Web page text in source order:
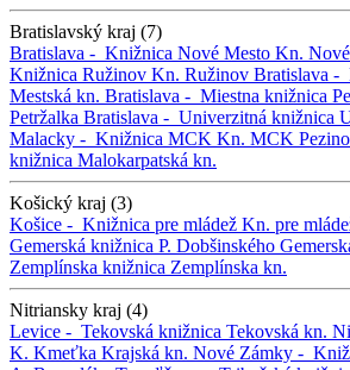
Bratislavský kraj (7)
Bratislava - Knižnica Nové Mesto Kn.
Knižnica Ružinov Kn. Ružinov Bratislava -
Mestská kn. Bratislava - Miestna knižnica
Petržalka Bratislava - Univerzitná knižnica
Malacky - Knižnica MCK Kn. MCK
knižnica Malokarpatská kn.
Košický kraj (3)
Košice - Knižnica pre mládež Kn. pre
Gemerská knižnica P. Dobšinského
Zemplínska knižnica Zemplínska kn.
Nitriansky kraj (4)
Levice - Tekovská knižnica Tekovská kn.
K. Kmeťka Krajská kn. Nové Zámky -